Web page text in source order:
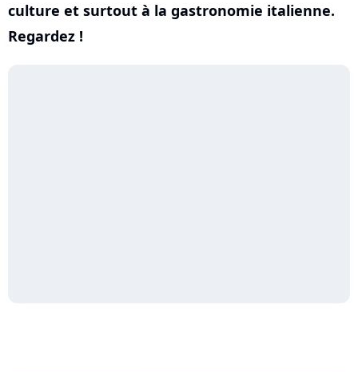
culture et surtout à la gastronomie italienne.
Regardez !